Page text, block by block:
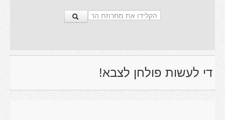
די לעשות פולחן לצבא!